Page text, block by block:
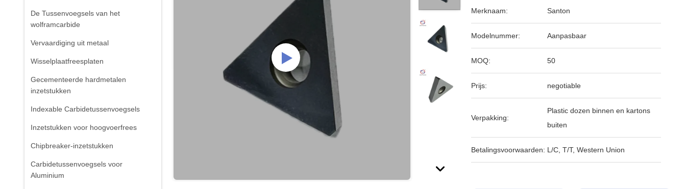
De Tussenvoegsels van het
wolframcarbide
Vervaardiging uit metaal
Wisselplaatfreesplaten
Gecementeerde hardmetalen
inzetstukken
Indexable Carbidetussenvoegsels
Inzetstukken voor hoogvoerfrees
Chipbreaker-inzetstukken
Carbidetussenvoegsels voor
Aluminium
Merknaam: Santon
Modelnummer: Aanpasbaar
MOQ: 50
Prijs: negotiable
Verpakking:
Plastic dozen binnen en kartons
buiten
Betalingsvoorwaarden: L/C, T/T, Western Union